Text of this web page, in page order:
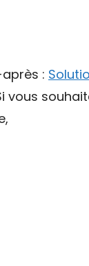
:
vous